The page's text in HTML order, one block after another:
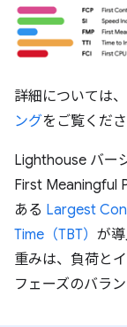
詳細については、
ングをご覧くださ
Lighthouse バー
First Meaningful
ある Largest
Time（TBT） が
重みは、負荷と
フェーズのバラ